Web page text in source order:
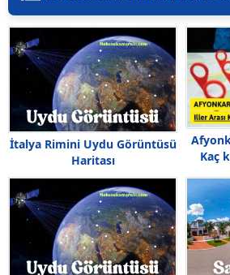
İtalya Rimini Uydu Görüntüsü
Haritası
Kaç